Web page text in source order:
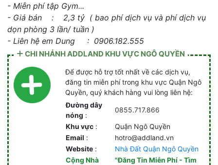
- Miễn phí tập Gym...
- Giá bán : 2,3 tỷ ( bao phí dịch vụ và phí dịch vụ
dọn phòng 3 lần/ tuần )
- Liên hệ em Dung : 0906.182.555
CHI NHÁNH ADDLAND KHU VỰC NGÔ QUYỀN
Để được hỗ trợ tốt nhất về các dịch vụ,
đăng tin miễn phí trong khu vực Quận Ngô
Quyền, quý khách hàng vui lòng liên hệ:
Đường dây
nóng :
0855.717.866
Khu vực:
Quận Ngô Quyền
Email :
hotro@addland.vn
Website:
Nhà Đất Quận Ngô Quyền
Cộng Nhà
"Đăng Tin Miễn Phí - Tìm